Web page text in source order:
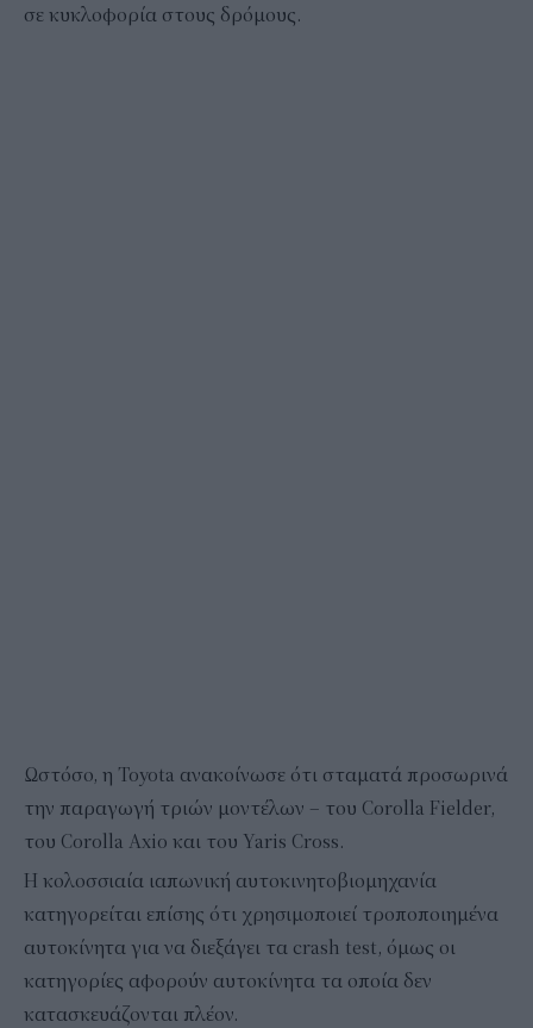
σε κυκλοφορία στους δρόμους.
Ωστόσο, η Toyota ανακοίνωσε ότι σταματά προσωρινά
την παραγωγή τριών μοντέλων – του Corolla Fielder,
του Corolla Axio και του Yaris Cross.
Η κολοσσιαία ιαπωνική αυτοκινητοβιομηχανία
κατηγορείται επίσης ότι χρησιμοποιεί τροποποιημένα
αυτοκίνητα για να διεξάγει τα crash test, όμως οι
κατηγορίες αφορούν αυτοκίνητα τα οποία δεν
κατασκευάζονται πλέον.